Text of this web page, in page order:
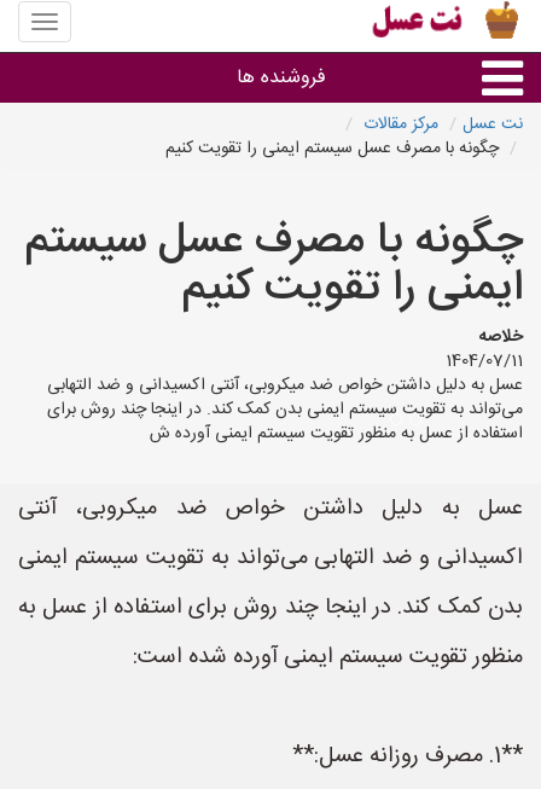
منوی
سایت
عسل
فروشنده ها
گروه ها
استان ها
نت عسل
مرکز مقالات
چگونه با مصرف عسل سیستم ایمنی را تقویت کنیم
چگونه با مصرف عسل سیستم
ایمنی را تقویت کنیم
خلاصه
1404/07/11
عسل به دلیل داشتن خواص ضد میکروبی، آنتی اکسیدانی و ضد التهابی
می‌تواند به تقویت سیستم ایمنی بدن کمک کند. در اینجا چند روش برای
استفاده از عسل به منظور تقویت سیستم ایمنی آورده ش
عسل به دلیل داشتن خواص ضد میکروبی، آنتی
اکسیدانی و ضد التهابی می‌تواند به تقویت سیستم ایمنی
بدن کمک کند. در اینجا چند روش برای استفاده از عسل به
منظور تقویت سیستم ایمنی آورده شده است:
**1. مصرف روزانه عسل:**